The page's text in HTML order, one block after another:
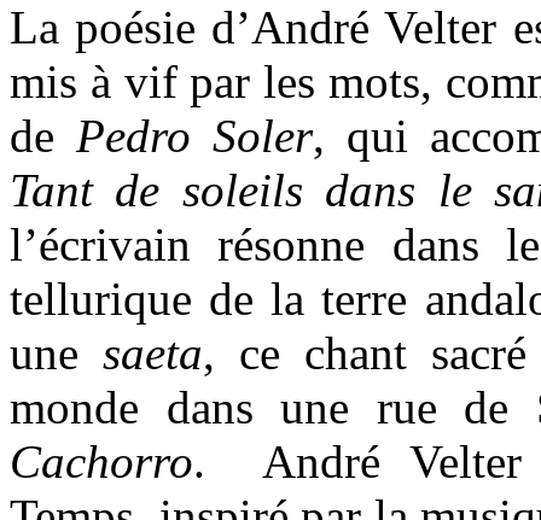
La poésie d’André Velter
mis à vif par les mots,
de Pedro Soler, qui
Tant de soleils dans le
l’écrivain résonne dans
tellurique de la terre
une saeta, ce chant
monde dans une rue de
Cachorro. André